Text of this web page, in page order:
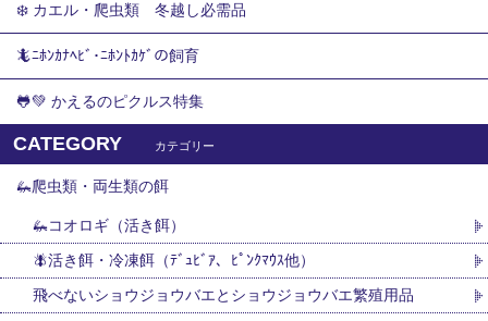
❄️ カエル・爬虫類 冬越し必需品
🦎ﾆﾎﾝｶﾅﾍﾋﾞ･ﾆﾎﾝﾄｶｹﾞの飼育
🐸💚 かえるのピクルス特集
CATEGORY カテゴリー
🦗爬虫類・両生類の餌
🦗コオロギ（活き餌）
🪰活き餌・冷凍餌（ﾃﾞｭﾋﾞｱ、ﾋﾟﾝｸﾏｳｽ他）
飛べないショウジョウバエとショウジョウバエ繁殖用品